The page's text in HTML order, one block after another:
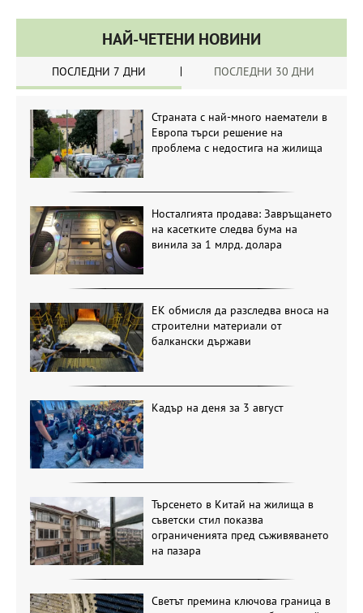
НАЙ-ЧЕТЕНИ НОВИНИ
ПОСЛЕДНИ 7 ДНИ ПОСЛЕДНИ 30 ДНИ
Страната с най-много наематели в
Европа търси решение на
проблема с недостига на жилища
Носталгията продава: Завръщането
на касетките следва бума на
винила за 1 млрд. долара
ЕК обмисля да разследва вноса на
строителни материали от
балкански държави
Кадър на деня за 3 август
Търсенето в Китай на жилища в
съветски стил показва
ограниченията пред съживяването
на пазара
Светът премина ключова граница в